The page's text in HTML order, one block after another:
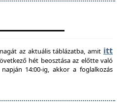
az aktuális táblázatba, amit itt
hét beosztása az előtte való
14:00-ig, akkor a foglalkozás